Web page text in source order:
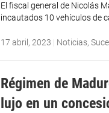
El fiscal general de Nicolás
incautados 10 vehículos de
17 abril, 2023 | Noticias,
Régimen de
lujo en un